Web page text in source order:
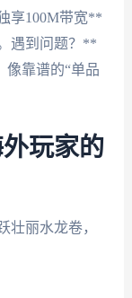
享100M带宽**
遇到问题？**
像靠谱的“单品
玩家的
壮丽水龙卷，